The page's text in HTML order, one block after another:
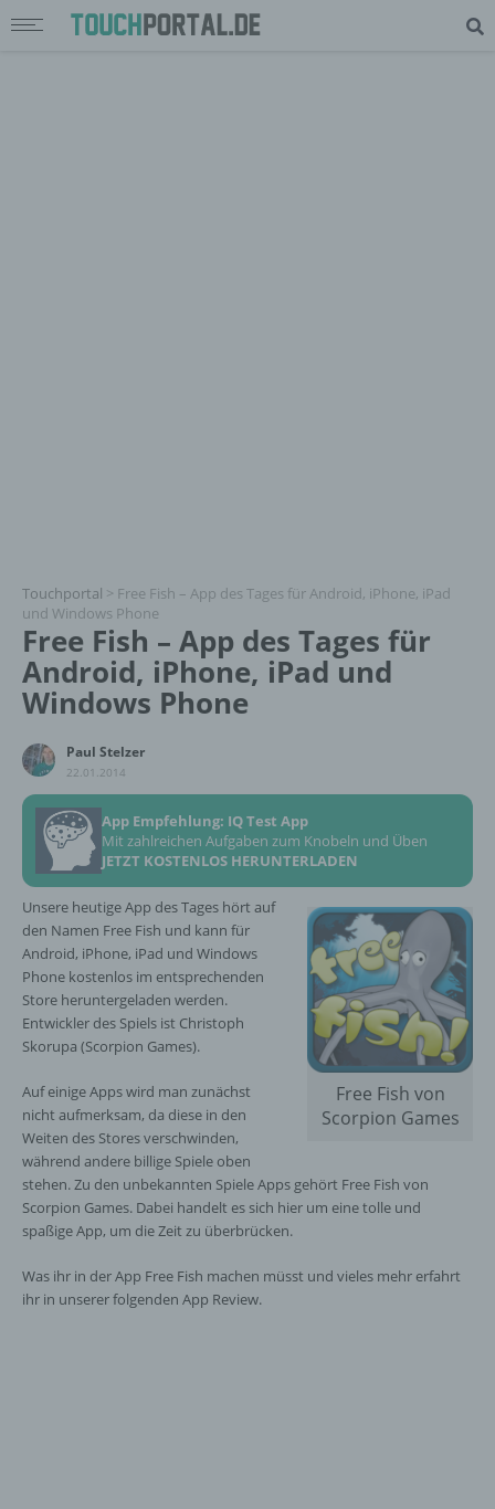
Touchportal > Free Fish – App des Tages für Android, iPhone, iPad
und Windows Phone
Free Fish – App des Tages für
Android, iPhone, iPad und
Windows Phone
Paul Stelzer
22.01.2014
App Empfehlung: IQ Test App
Mit zahlreichen Aufgaben zum Knobeln und Üben
JETZT KOSTENLOS HERUNTERLADEN
Free Fish von
Scorpion Games
Unsere heutige App des Tages hört auf
den Namen Free Fish und kann für
Android, iPhone, iPad und Windows
Phone kostenlos im entsprechenden
Store heruntergeladen werden.
Entwickler des Spiels ist Christoph
Skorupa (Scorpion Games).
Auf einige Apps wird man zunächst
nicht aufmerksam, da diese in den
Weiten des Stores verschwinden,
während andere billige Spiele oben
stehen. Zu den unbekannten Spiele Apps gehört Free Fish von
Scorpion Games. Dabei handelt es sich hier um eine tolle und
spaßige App, um die Zeit zu überbrücken.
Was ihr in der App Free Fish machen müsst und vieles mehr erfahrt
ihr in unserer folgenden App Review.